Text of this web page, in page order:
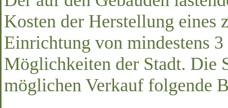
Kosten der Herstellung eines
Einrichtung von mindestens
Möglichkeiten der Stadt. Die
möglichen Verkauf folgende